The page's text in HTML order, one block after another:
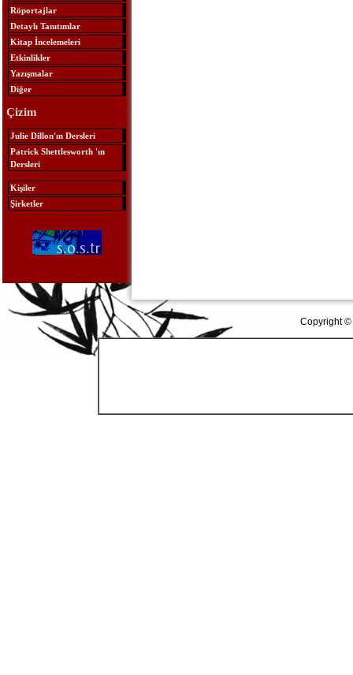
Röportajlar
Detaylı Tanıtımlar
Kitap İncelemeleri
Etkinlikler
Yazışmalar
Diğer
Çizim
Julie Dillon'ın Dersleri
Patrick Shettlesworth 'ın
Dersleri
Kişiler
Şirketler
Copyright ©